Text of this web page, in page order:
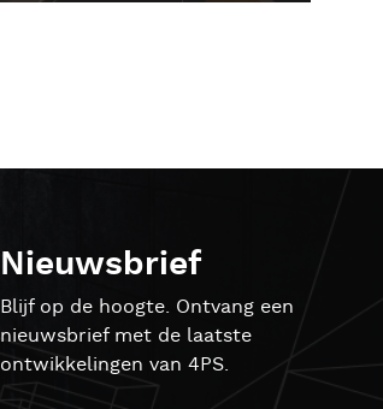
Nieuwsbrief
Blijf op de hoogte. Ontvang een
nieuwsbrief met de laatste
ontwikkelingen van 4PS.